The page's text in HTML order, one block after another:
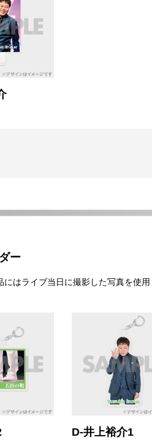
ー
はライブ当日に撮影した写真を使
D-井上裕介1